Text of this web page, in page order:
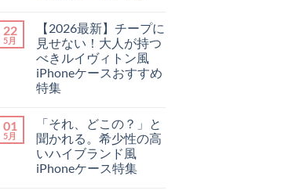
新】
手
ぶ
ら
で
お
♪
憧
れ
ハ
ト
は
ま
だ
あ
り
ん
22
5月
【2026最新】チープに
見せない！大人が持つ
べきルイヴィトン風
iPhoneケースおすすめ
特集
新】
チ
ー
プ
に
見
ン
ト
は
ま
だ
あ
01
5月
「それ、どこの？」と
聞かれる。希少性の高
いハイブランド風
iPhoneケース特集